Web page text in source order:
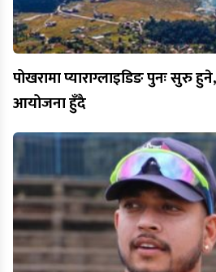
पोखरामा प्याराग्लाइडिङ पुनः सुरु
आयोजना हुँदै